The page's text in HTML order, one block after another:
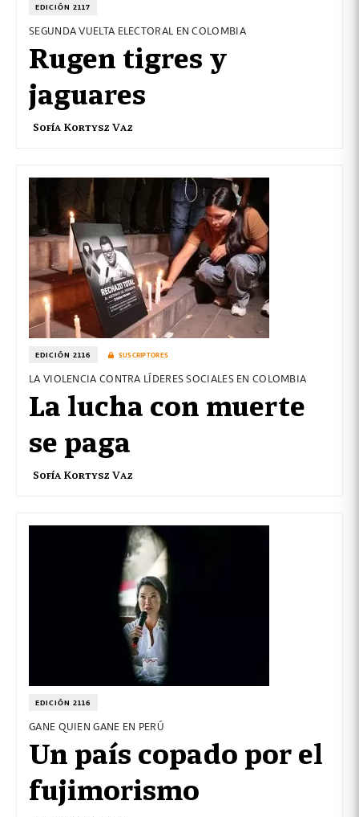
EDICIÓN 2117
SEGUNDA VUELTA ELECTORAL EN COLOMBIA
Rugen tigres y
jaguares
Sofía Kortysz Vaz
EDICIÓN 2116 SUSCRIPTORES
LA VIOLENCIA CONTRA LÍDERES SOCIALES EN COLOMBIA
La lucha con muerte
se paga
Sofía Kortysz Vaz
EDICIÓN 2116
GANE QUIEN GANE EN PERÚ
Un país copado por el
fujimorismo